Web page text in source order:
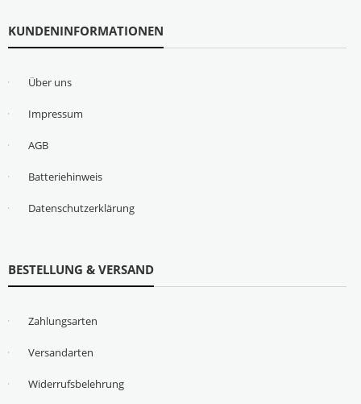
KUNDENINFORMATIONEN
Über uns
Impressum
AGB
Batteriehinweis
Datenschutzerklärung
BESTELLUNG & VERSAND
Zahlungsarten
Versandarten
Widerrufsbelehrung